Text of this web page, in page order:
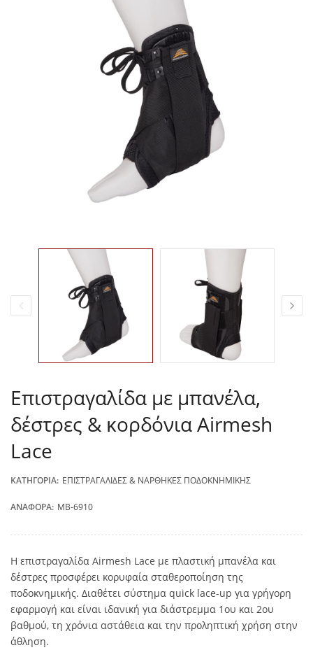
Επιστραγαλίδα με μπανέλα,
δέστρες & κορδόνια Airmesh
Lace
ΚΑΤΗΓΟΡΊΑ: ΕΠΙΣΤΡΑΓΑΛΊΔΕΣ & ΝΆΡΘΗΚΕΣ ΠΟΔΟΚΝΗΜΙΚΉΣ
ΑΝΑΦΟΡΆ: MB-6910
Η επιστραγαλίδα Airmesh Lace με πλαστική μπανέλα και
δέστρες προσφέρει κορυφαία σταθεροποίηση της
ποδοκνημικής. Διαθέτει σύστημα quick lace-up για γρήγορη
εφαρμογή και είναι ιδανική για διάστρεμμα 1ου και 2ου
βαθμού, τη χρόνια αστάθεια και την προληπτική χρήση στην
άθληση.